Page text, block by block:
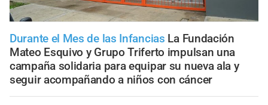
Durante el Mes de las Infancias La Fundación
Mateo Esquivo y Grupo Triferto impulsan una
campaña solidaria para equipar su nueva ala y
seguir acompañando a niños con cáncer